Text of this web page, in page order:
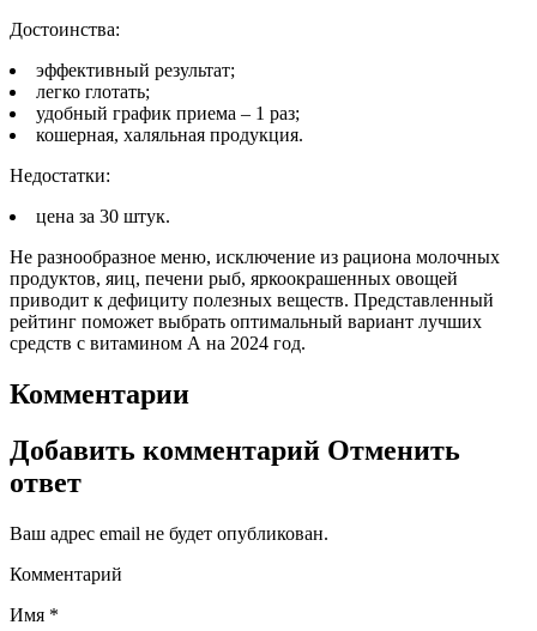
Достоинства:
эффективный результат;
легко глотать;
удобный график приема – 1 раз;
кошерная, халяльная продукция.
Недостатки:
цена за 30 штук.
Не разнообразное меню, исключение из рациона молочных
продуктов, яиц, печени рыб, яркоокрашенных овощей
приводит к дефициту полезных веществ. Представленный
рейтинг поможет выбрать оптимальный вариант лучших
средств с витамином А на 2024 год.
Комментарии
Добавить комментарий Отменить
ответ
Ваш адрес email не будет опубликован.
Комментарий
Имя *